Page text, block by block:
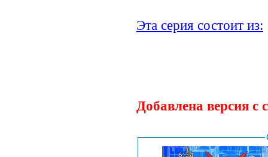
Эта серия состоит из:
Добавлена версия с